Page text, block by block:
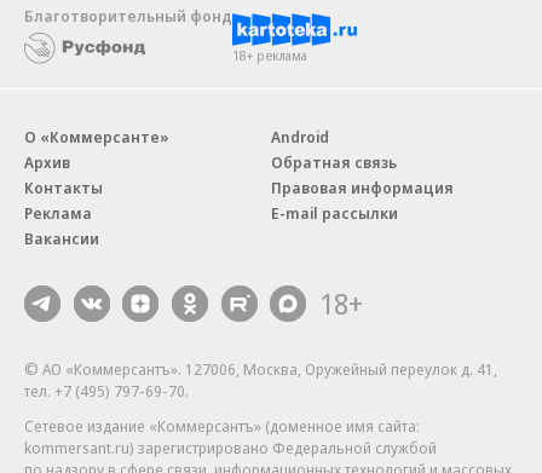
Благотворительный фонд
18+ реклама
О «Коммерсанте»
Архив
Контакты
Реклама
Вакансии
Android
Обратная связь
Правовая информация
E-mail рассылки
18+
© АО «Коммерсантъ». 127006, Москва, Оружейный переулок д. 41,
тел. +7 (495) 797-69-70.
Сетевое издание «Коммерсантъ» (доменное имя сайта:
kommersant.ru) зарегистрировано Федеральной службой